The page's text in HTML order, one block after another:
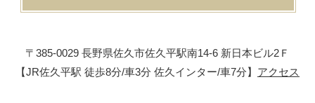
〒385-0029 長野県佐久市佐久平駅南14-6 新日本ビル2Ｆ
【JR佐久平駅 徒歩8分/車3分 佐久インター/車7分】 アクセス